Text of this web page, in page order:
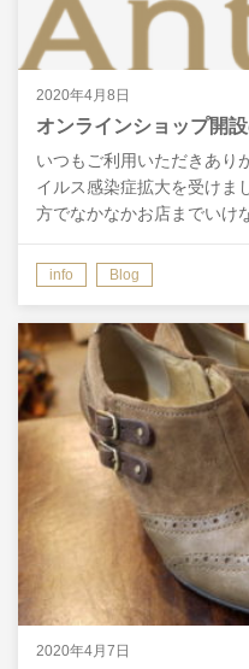
2020年4月8日
オンラインショップ開
いつもご利用いただきあり
イルス感染症拡大を受けま
方でなかなかお店までいけ
info Blog
2020年4月7日